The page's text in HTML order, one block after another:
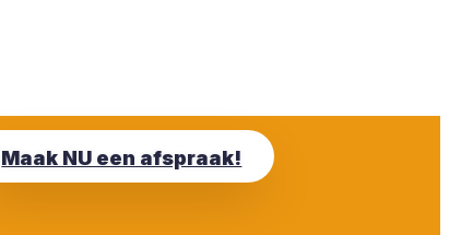
Maak NU een afspraak!